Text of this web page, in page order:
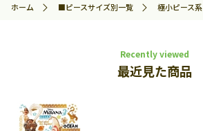
ホーム
■ピースサイズ別一覧 極小ピース系
Recently viewed
最近見た商品